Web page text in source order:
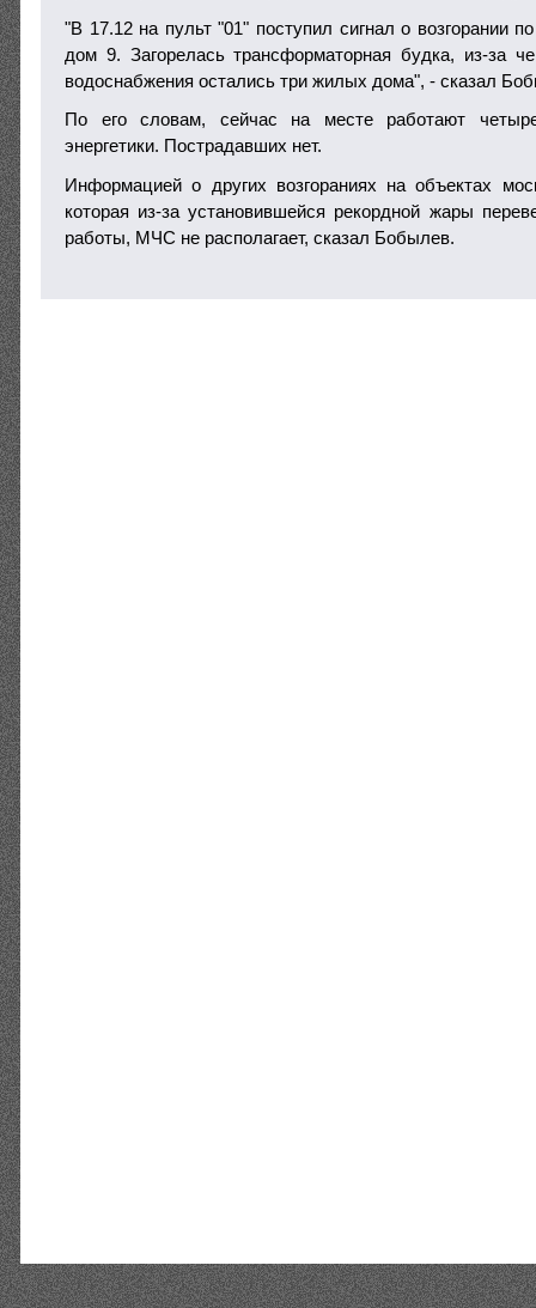
"В 17.12 на пульт "01" поступил сигнал о возгорании
дом 9. Загорелась трансформаторная будка, из-за
водоснабжения остались три жилых дома", - сказал
По его словам, сейчас на месте работают
энергетики. Пострадавших нет.
Информацией о других возгораниях на объектах
которая из-за установившейся рекордной жары
работы, МЧС не располагает, сказал Бобылев.